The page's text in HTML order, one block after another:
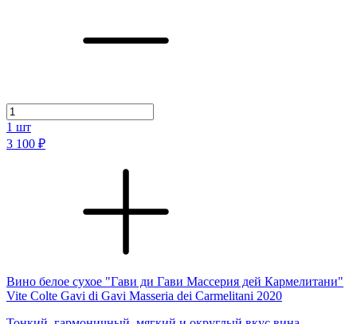
1 шт
3 100 ₽
Вино белое сухое "Гави ди Гави Массерия дей Кармелитани"
Vite Colte Gavi di Gavi Masseria dei Carmelitani 2020